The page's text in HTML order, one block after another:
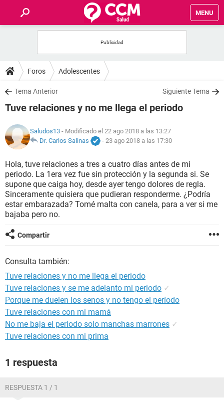
MENU
FOROS
SALUD
NUTRICIÓN
BIENESTAR
SEXUALIDAD
GLOSARIO
Foros Adolescentes
Tema Anterior Siguiente Tema
Tuve relaciones y no me llega el periodo
Saludos13 - Modificado el 22 ago 2018 a las 13:27
Dr. Carlos Salinas
- 23 ago 2018 a las 17:30
Hola, tuve relaciones a tres a cuatro días antes de mi
periodo. La 1era vez fue sin protección y la segunda si. Se
supone que caiga hoy, desde ayer tengo dolores de regla.
Sinceramente quisiera que pudieran responderme. ¿Podría
estar embarazada? Tomé malta con canela, para a ver si me
bajaba pero no.
Compartir
Consulta también:
Tuve relaciones y no me llega el periodo
Tuve relaciones y se me adelanto mi periodo ✓
Porque me duelen los senos y no tengo el período
Tuve relaciones con mi mamá
No me baja el periodo solo manchas marrones ✓
Tuve relaciones con mi prima
1 respuesta
RESPUESTA 1 / 1